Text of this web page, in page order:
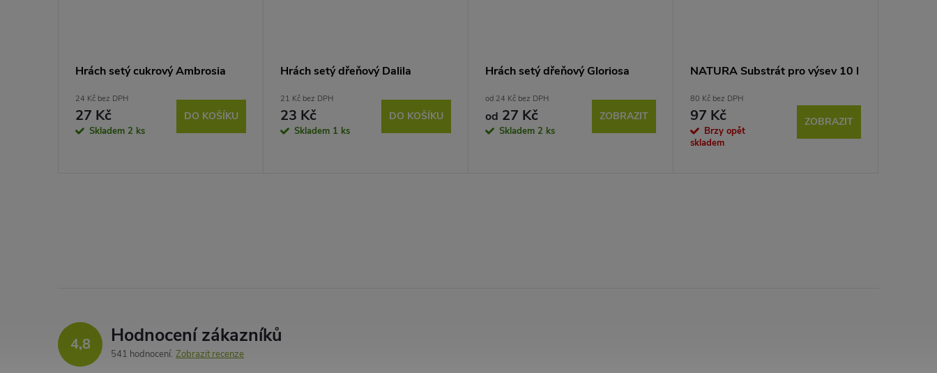
Hrách setý cukrový Ambrosia
24 Kč bez DPH
27 Kč
Skladem 2 ks
DO KOŠÍKU
Hrách setý dřeňový Dalila
21 Kč bez DPH
23 Kč
Skladem 1 ks
DO KOŠÍKU
Hrách setý dřeňový Gloriosa
od 24 Kč bez DPH
od 27 Kč
Skladem 2 ks
ZOBRAZIT
NATURA Substrát pro výsev 10 l
80 Kč bez DPH
97 Kč
Brzy opět
skladem
ZOBRAZIT
4,8 Hodnocení zákazníků
541 hodnocení Zobrazit recenze